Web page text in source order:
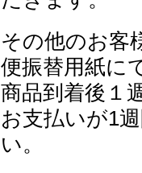
その他のお客
便振替用紙に
商品到着後１
お支払いが1
い。